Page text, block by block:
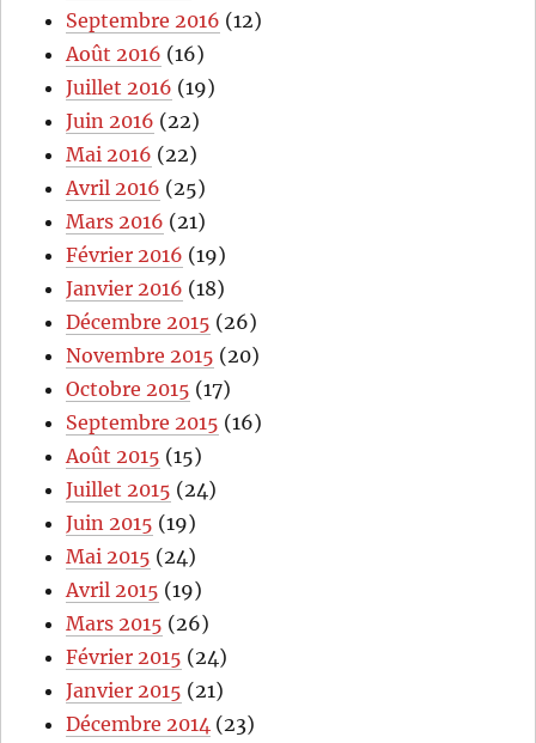
Septembre 2016 (12)
Août 2016 (16)
Juillet 2016 (19)
Juin 2016 (22)
Mai 2016 (22)
Avril 2016 (25)
Mars 2016 (21)
Février 2016 (19)
Janvier 2016 (18)
Décembre 2015 (26)
Novembre 2015 (20)
Octobre 2015 (17)
Septembre 2015 (16)
Août 2015 (15)
Juillet 2015 (24)
Juin 2015 (19)
Mai 2015 (24)
Avril 2015 (19)
Mars 2015 (26)
Février 2015 (24)
Janvier 2015 (21)
Décembre 2014 (23)